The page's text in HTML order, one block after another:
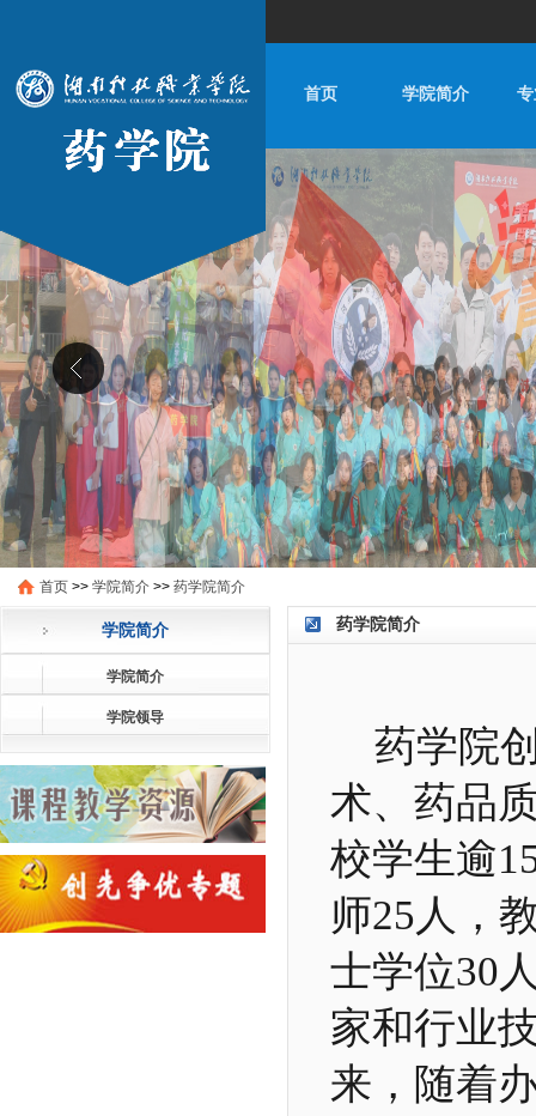
首页 学院简介
首页 >> 学院简介 >> ​药学院简介
学院简介
学院简介
学院领导
​药学院简介
药学院
术、药品
校学生逾
师25人，
士学位30
家和行业
来，随着